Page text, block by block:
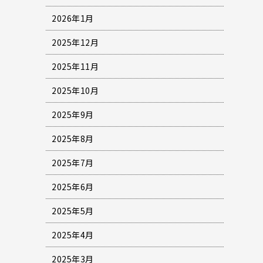
2026年1月
2025年12月
2025年11月
2025年10月
2025年9月
2025年8月
2025年7月
2025年6月
2025年5月
2025年4月
2025年3月